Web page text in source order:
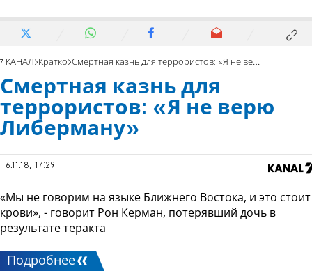
7 КАНАЛ Кратко Смертная казнь для террористов: «Я не верю Либерману»
Смертная казнь для
террористов: «Я не верю
Либерману»
6.11.18, 17:29
«Мы не говорим на языке Ближнего Востока, и это стоит
крови», - говорит Рон Керман, потерявший дочь в
результате теракта
Подробнее